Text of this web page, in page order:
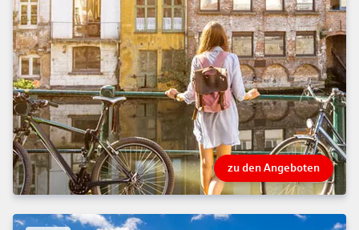
zu den Angeboten